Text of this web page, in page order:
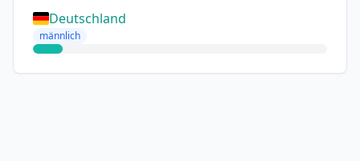
Deutschland
männlich